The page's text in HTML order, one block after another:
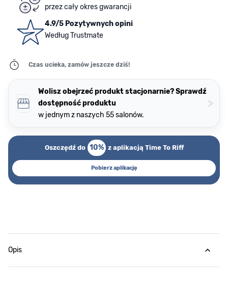
przez cały okres gwarancji
4.9/5 Pozytywnych opini
Według Trustmate
Czas ucieka, zamów jeszcze dziś!
Wolisz obejrzeć produkt stacjonarnie? Sprawdź
dostępność produktu
w jednym z naszych 55 salonów.
>
Oszczędź do 10% z aplikacją Time To Riff
Pobierz aplikację
Opis